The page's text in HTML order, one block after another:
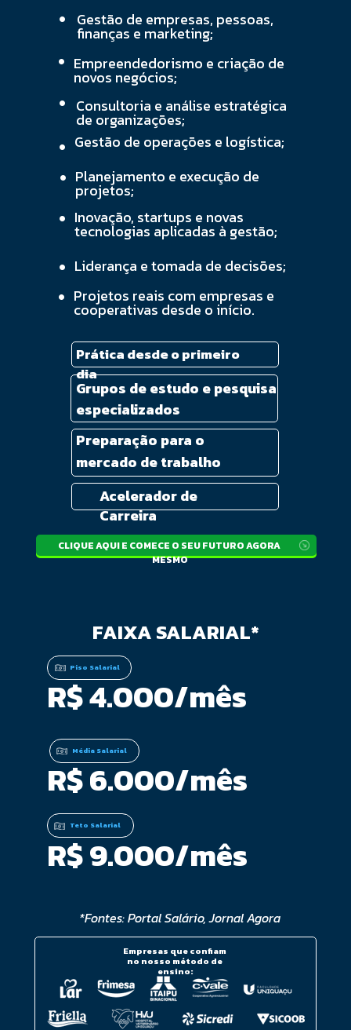
• Gestão de empresas, pessoas,
finanças e marketing;
• Empreendedorismo e criação de
novos negócios;
Consultoria e análise estratégica
de organizações;
•
• Gestão de operações e logística;
• Planejamento e execução de
projetos;
• Inovação, startups e novas
tecnologias aplicadas à gestão;
• Liderança e tomada de decisões;
• Projetos reais com empresas e
cooperativas desde o início.
Prática desde o primeiro
dia
Grupos de estudo e pesquisa
especializados
Preparação para o
mercado de trabalho
Acelerador de
Carreira
CLIQUE AQUI E COMECE O SEU FUTURO AGORA
MESMO
FAIXA SALARIAL*
Piso Salarial
R$ 4.000/mês
Média Salarial
R$ 6.000/mês
Teto Salarial
R$ 9.000/mês
*Fontes: Portal Salário, Jornal Agora
Empresas que confiam
no nosso método de
ensino: